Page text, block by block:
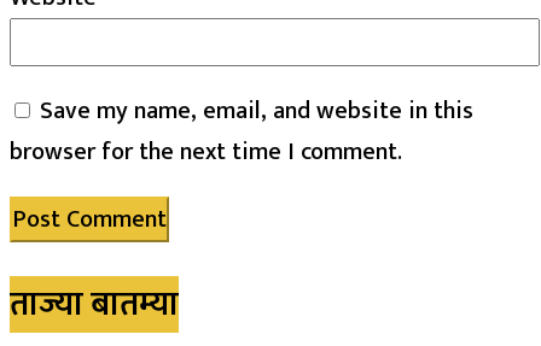
Save my name, email, and website in this
browser for the next time I comment.
ताज्या बातम्या